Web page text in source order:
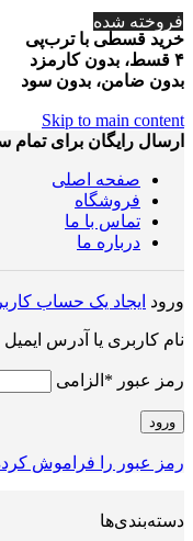
خرید قسطی با ترب‌پی
۴ قسط، بدون کارمزد
بدون ضامن، بدون سود
Skip to main content
ارسال رایگان برای تمام
صفحه اصلی
فروشگاه
تماس با ما
درباره ما
ورود ایجاد یک حساب
نام کاربری یا آدرس ایمیل
رمز عبور * الزامی
ورود
رمز عبور را فراموش
دسته‌بندی‌ها
فروخته شده